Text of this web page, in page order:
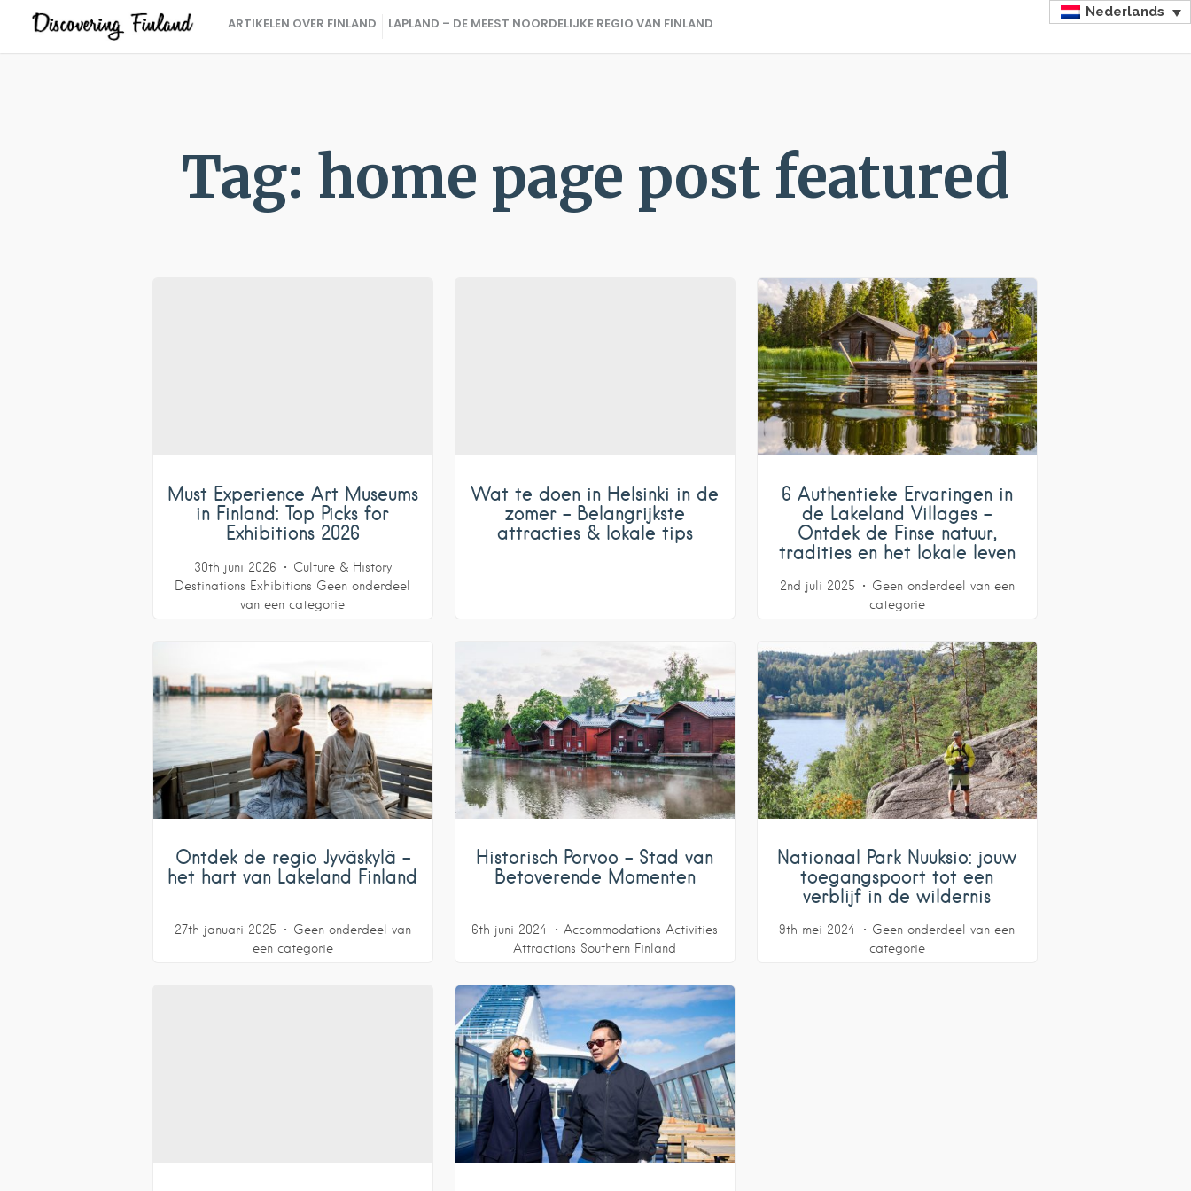
ARTIKELEN OVER FINLAND LAPLAND – DE MEEST NOORDELIJKE REGIO VAN FINLAND
Nederlands
Tag: home page post featured
Must Experience Art Museums
in Finland: Top Picks for
Exhibitions 2026
30th juni 2026
Culture & History
Destinations Exhibitions Geen onderdeel
van een categorie
Wat te doen in Helsinki in de
zomer – Belangrijkste
attracties & lokale tips
6 Authentieke Ervaringen in
de Lakeland Villages –
Ontdek de Finse natuur,
tradities en het lokale leven
2nd juli 2025
Geen onderdeel van een
categorie
Ontdek de regio Jyväskylä –
het hart van Lakeland Finland
27th januari 2025
Geen onderdeel van
een categorie
Historisch Porvoo – Stad van
Betoverende Momenten
6th juni 2024 Accommodations Activities
Attractions Southern Finland
Nationaal Park Nuuksio: jouw
toegangspoort tot een
verblijf in de wildernis
9th mei 2024
Geen onderdeel van een
categorie